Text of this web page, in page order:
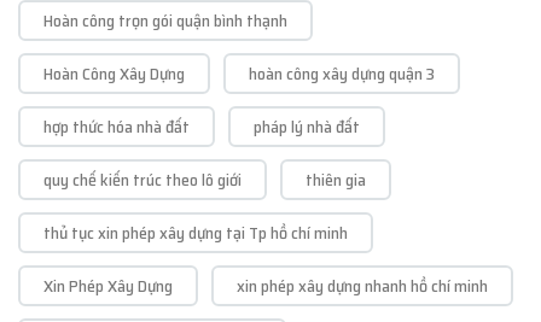
Hoàn công trọn gói quận bình thạnh
Hoàn Công Xây Dựng
hoàn công xây dựng quận 3
hợp thức hóa nhà đất
pháp lý nhà đất
quy chế kiến trúc theo lô giới
thiên gia
thủ tục xin phép xây dựng tại Tp hồ chí minh
Xin Phép Xây Dựng
xin phép xây dựng nhanh hồ chí minh